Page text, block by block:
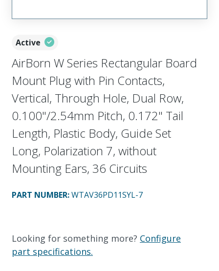
Active
AirBorn W Series Rectangular Board
Mount Plug with Pin Contacts,
Vertical, Through Hole, Dual Row,
0.100"/2.54mm Pitch, 0.172" Tail
Length, Plastic Body, Guide Set
Long, Polarization 7, without
Mounting Ears, 36 Circuits
PART NUMBER:WTAV36PD11SYL-7
Looking for something more? Configure
part specifications.